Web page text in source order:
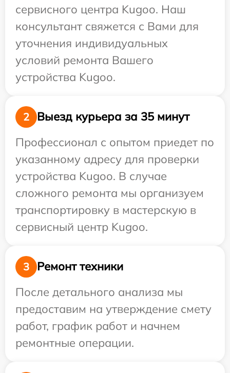
сервисного центра Kugoo. Наш
консультант свяжется с Вами для
уточнения индивидуальных
условий ремонта Вашего
устройства Kugoo.
2
Выезд курьера за 35 минут
Профессионал с опытом приедет по
указанному адресу для проверки
устройства Kugoo. В случае
сложного ремонта мы организуем
транспортировку в мастерскую в
сервисный центр Kugoo.
3
Ремонт техники
После детального анализа мы
предоставим на утверждение смету
работ, график работ и начнем
ремонтные операции.